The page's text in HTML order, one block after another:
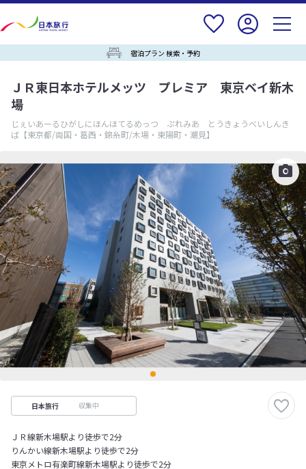
宿泊プラン 検索・予約
ＪＲ東日本ホテルメッツ プレミア 東京ベイ新木
場
じぇいあーるひがしにほんほてるめっつ ぷれみあ とうきょうべいしんき
ば 【東京都/両国・葛西・錦糸町/木場・東陽町・潮見】
日本旅行 収集中
ＪＲ線新木場駅より徒歩で2分
りんかい線新木場駅より徒歩で2分
東京メトロ有楽町線新木場駅より徒歩で2分